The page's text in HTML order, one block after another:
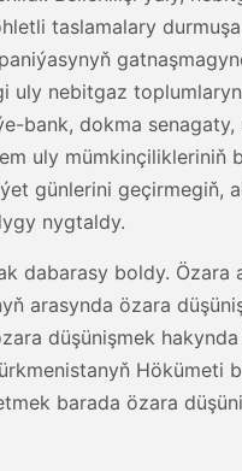
taslamalary
uly nebitgaz
bank, dokma senagaty,
uly mümkinçilikleriniň
günlerini geçirmegiň,
nygtaldy.
dabarasy boldy. Özara
arasynda özara
düşünişmek
Hökümeti
barada özara